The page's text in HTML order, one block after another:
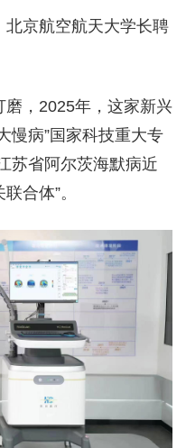
京航空航天大学长聘
磨，2025年，这家新兴
慢病”国家科技重大专
苏省阿尔茨海默病近
合体”。